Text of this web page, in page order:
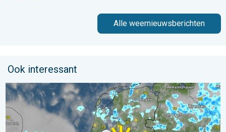
Alle weernieuwsberichten
Ook interessant
Woensdag buien en koeler. Ook meer wind. . . dinsdag 21 juli